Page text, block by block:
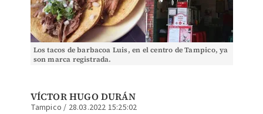
Los tacos de barbacoa Luis, en el centro de Tampico, ya
son marca registrada.
VÍCTOR HUGO DURÁN
Tampico / 28.03.2022 15:25:02